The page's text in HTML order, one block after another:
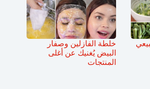
خلطة الفازلين وصفار
البيض يُغنيك عن أغلى
المنتجات